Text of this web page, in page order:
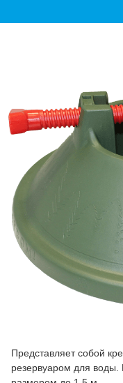
Представляет собой
резервуаром для воды.